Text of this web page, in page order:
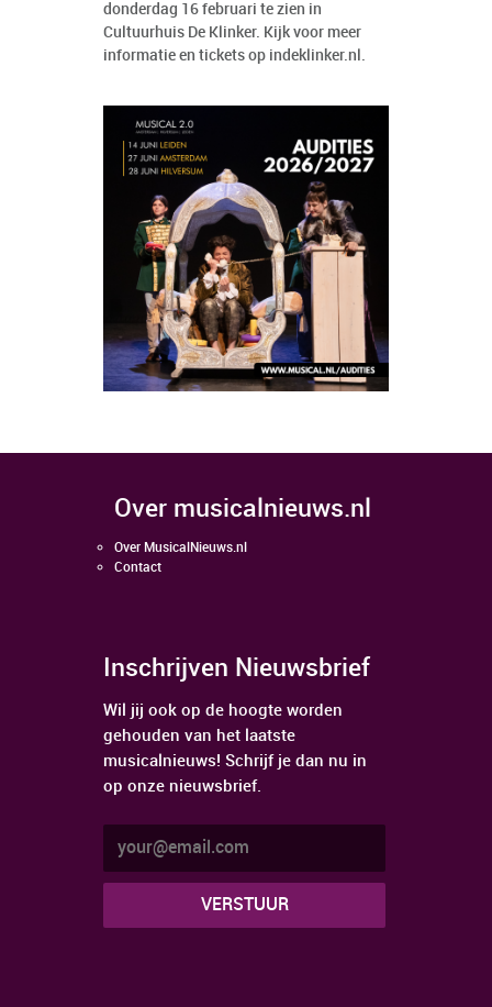
donderdag 16 februari te zien in
Cultuurhuis De Klinker. Kijk voor meer
informatie en tickets op indeklinker.nl .
over musicalnieuws.nl
Over MusicalNieuws.nl
Contact
Inschrijven Nieuwsbrief
Wil jij ook op de hoogte worden
gehouden van het laatste
musicalnieuws! Schrijf je dan nu in
op onze nieuwsbrief.